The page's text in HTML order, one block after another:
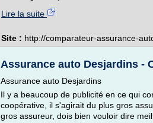
Lire la suite
Site : http://comparateur-assurance-
Assurance auto Desjardins -
Assurance auto Desjardins
Il y a beaucoup de publicité en ce qui
coopérative, il s'agirait du plus gros
gros assureur, dois bien vouloir dire